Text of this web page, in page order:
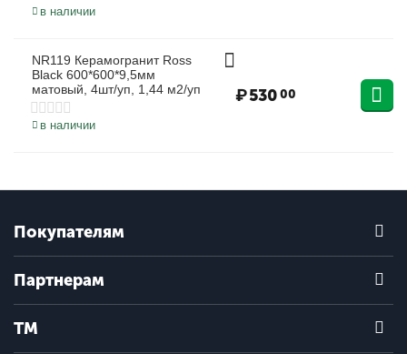
в наличии
NR119 Керамогранит Ross
Black 600*600*9,5мм
матовый, 4шт/уп, 1,44 м2/уп
в наличии
₽53000
Покупателям
Партнерам
ТМ